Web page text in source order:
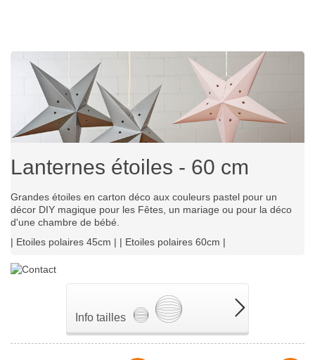
Lanternes étoiles - 60 cm
Grandes étoiles en carton déco aux couleurs pastel pour un
décor DIY magique pour les Fêtes, un mariage ou pour la déco
d'une chambre de bébé.
| Etoiles polaires 45cm | | Etoiles polaires 60cm |
Info tailles